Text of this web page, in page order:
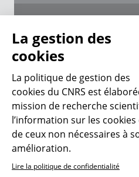
Nous suivre
CNRS Le
Créer un compte Se connecter
La gestion des
cookies
La politique de gestion des
cookies du CNRS est
mission de recherche
l’information sur les
de ceux non nécessaires à
amélioration.
Lire la politique de confidentialité